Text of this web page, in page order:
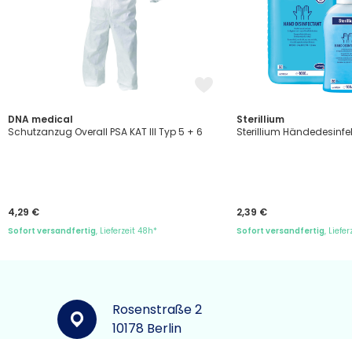
DNA medical
Schutzanzug Overall PSA KAT III Typ 5 + 6
4,29 €
Sofort versandfertig, Lieferzeit 48h*
Sterillium
Sterillium
2,39 €
Sofort versandfertig,
Rosenstraße 2
10178 Berlin